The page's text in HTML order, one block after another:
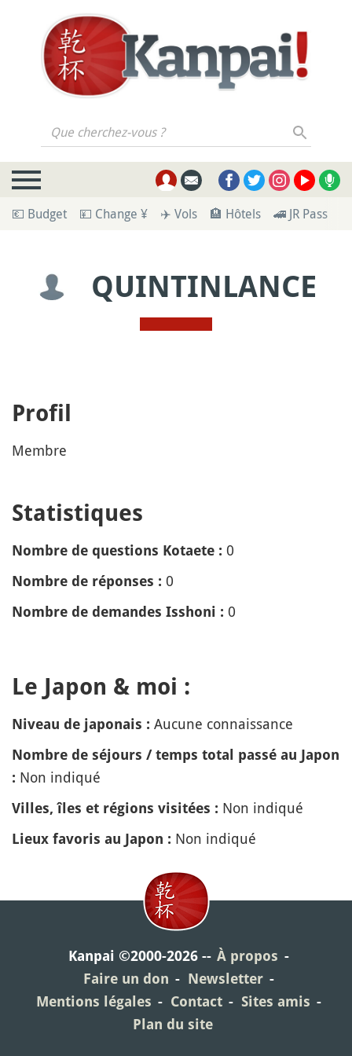
Que cherchez-vous ?
💶 Budget 💴 Change ¥ ✈️ Vols 🏨 Hôtels 🚄 JR Pass
QUINTINLANCE
Profil
Membre
Statistiques
Nombre de questions Kotaete : 0
Nombre de réponses : 0
Nombre de demandes Isshoni : 0
Le Japon & moi :
Niveau de japonais : Aucune connaissance
Nombre de séjours / temps total passé au Japon
: Non indiqué
Villes, îles et régions visitées : Non indiqué
Lieux favoris au Japon : Non indiqué
Kanpai ©2000-2026
À propos
Faire un don
Newsletter
Mentions légales
Contact
Sites amis
Plan du site